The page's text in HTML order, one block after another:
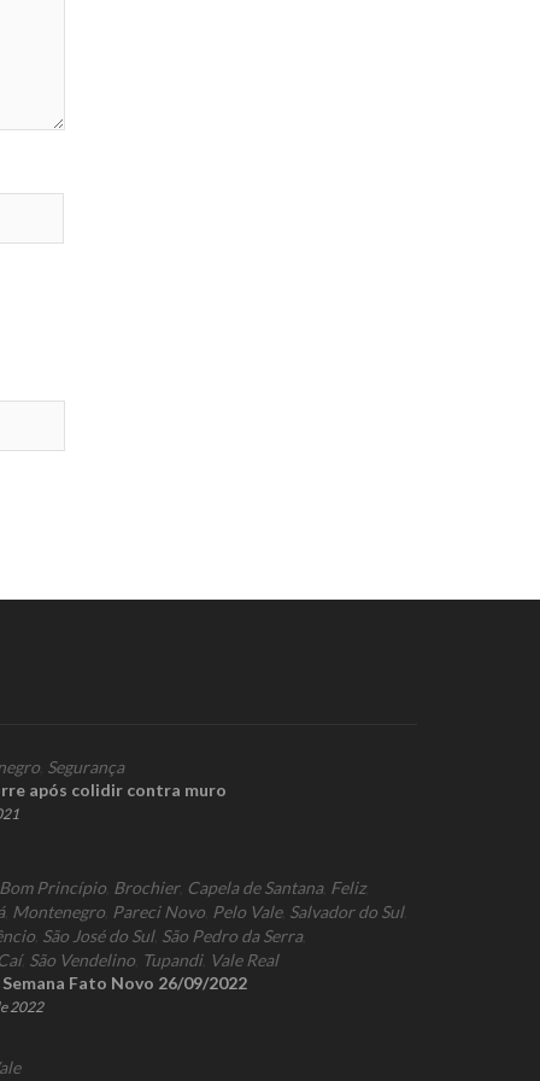
Segurança
após colidir contra muro
Bom Princípio Brochier, Capela de Santana, Feliz,
, Montenegro Pareci Novo Pelo Vale, Salvador do Sul,
São José do Sul, São Pedro da Serra,
, São Vendelino Tupandi, Vale Real
Fato Novo 26/09/2022
2022